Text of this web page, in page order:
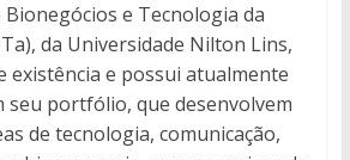
e Tecnologia da
da Universidade Nilton Lins,
existência e possui atualmente
portfólio, que desenvolvem
de tecnologia, comunicação,